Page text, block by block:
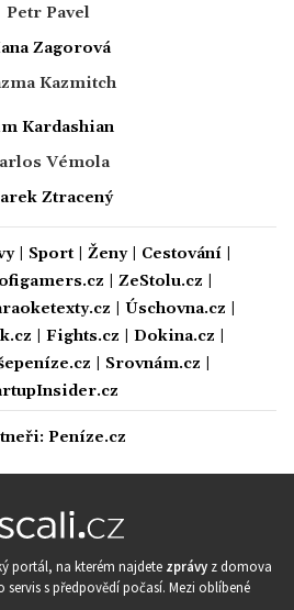
Petr Pavel
Zagorová
Kazmitch
Kardashian
Vémola
Ztracený
| Sport| Ženy| Cestování|
ZeStolu.cz
Úschovna.cz
Fights.cz Dokina.cz
Srovnám.cz
Peníze.cz
portál, na kterém najdete zprávy z domova
servis s předpovědí počasí. Mezi oblíbené